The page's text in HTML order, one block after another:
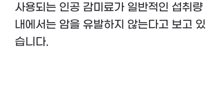
사용되는 인공 감미료가 일반적인 섭취량
내에서는 암을 유발하지 않는다고 보고 있
습니다.